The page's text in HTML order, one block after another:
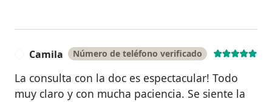
Camila Número de teléfono verificado
La consulta con la doc es espectacular! Todo
muy claro y con mucha paciencia. Se siente la